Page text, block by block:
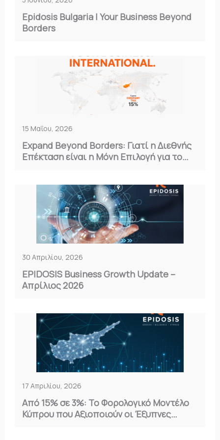
Epidosis Bulgaria | Your Business Beyond
Borders
15 Μαΐου, 2026
Expand Beyond Borders: Γιατί η Διεθνής
Επέκταση είναι η Μόνη Επιλογή για το
30 Απριλίου, 2026
EPIDOSIS Business Growth Update –
Απρίλιος 2026
17 Απριλίου, 2026
Από 15% σε 3%: Το Φορολογικό Μοντέλο
Κύπρου που Αξιοποιούν οι Έξυπνες